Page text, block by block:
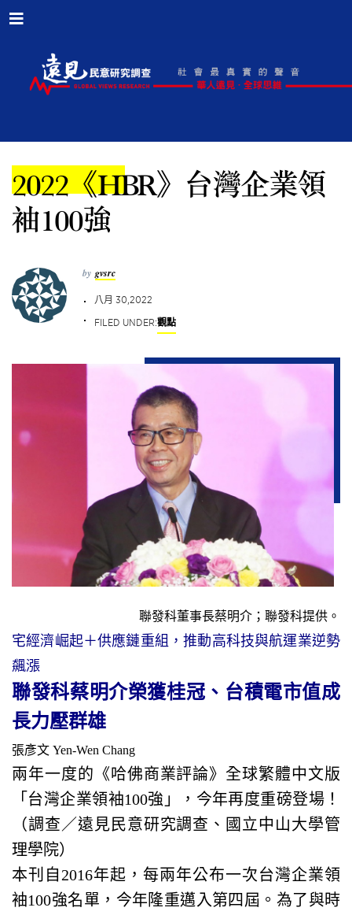
2022《HBR》台灣企業領
袖100強
by gvsrc
八月 30,2022
FILED UNDER:觀點
聯發科董事長蔡明介；聯發科提供。
宅經濟崛起＋供應鏈重組，推動高科技與航運業逆勢
飆漲
聯發科蔡明介榮獲桂冠、台積電市值成
長力壓群雄
張彥文 Yen-Wen Chang
兩年一度的《哈佛商業評論》全球繁體中文版
「台灣企業領袖100強」，今年再度重磅登場！
（調查／遠見民意研究調查、國立中山大學管
理學院）
本刊自2016年起，每兩年公布一次台灣企業領
袖100強名單，今年隆重邁入第四屆。為了與時